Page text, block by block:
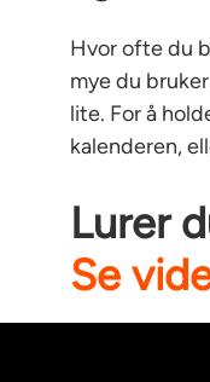
Hvor ofte du
mye du
lite. For å
kalenderen,
Lurer
Se